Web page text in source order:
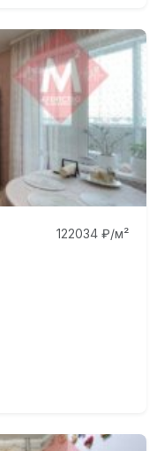
122034 ₽/м²